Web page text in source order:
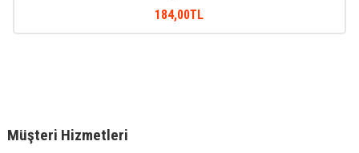
184,00TL
Müşteri Hizmetleri